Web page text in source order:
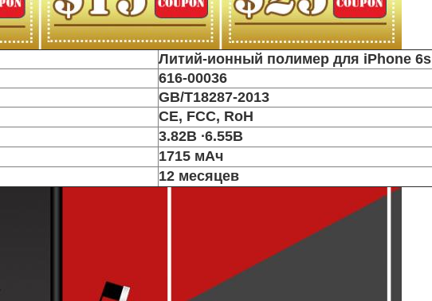
Литий-ионный полимер для iPhone 6s
616-00036
GB/T18287-2013
CE, FCC, RoH
3.82В ∙6.55В
1715 мАч
12 месяцев